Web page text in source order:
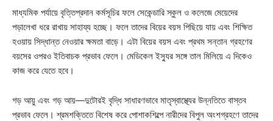
মাধ্যমিক পর্যায়ে বৃত্তিপ্রদান কর্মসূচির ফলে সেকেন্ডারি স্কুল ও কলেজে মেয়েদের
পড়ালেখা ধরে রাখায় সাহায্য হচ্ছে। ফলে তাদের বিয়ের বয়স পিছিয়ে যায় এবং শিক্ষিত
হওয়ায় সিদ্ধান্ত নেওয়ার ক্ষমতা বাড়ে। এটা বিয়ের বয়স এবং প্রথম সন্তান গ্রহণের
বয়সের ওপরও ইতিবাচক প্রভাব ফেলে। মেডিকেল ইস্যুর সঙ্গে তাল মিলিয়ে এ দিকেও
কাজ করে যেতে হবে।
গড় আয়ু এবং গড় আয়—দুটোরই বৃদ্ধি সাধারণভাবে মাতৃস্বাস্থ্যের উন্নতিতে বাস্তব
প্রভাব ফেলে। শ্রমশক্তিতে বিশেষ করে পোশাকশিল্পে নারীদের বিপুল অংশগ্রহণে তাদের